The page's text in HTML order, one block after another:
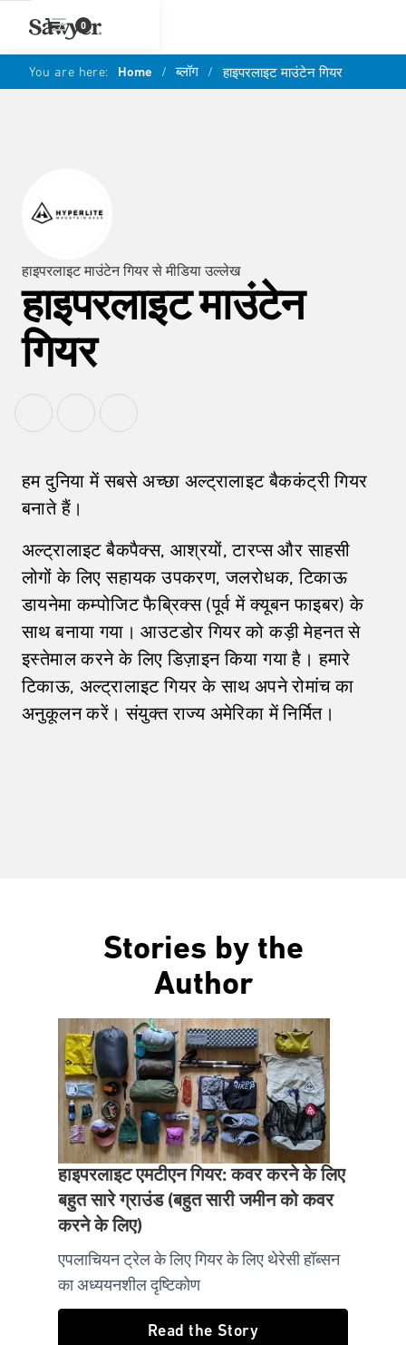
0
You are here: Home / ब्लॉग / हाइपरलाइट माउंटेन गियर
हाइपरलाइट माउंटेन गियर से मीडिया उल्लेख
हाइपरलाइट माउंटेन
गियर
हम दुनिया में सबसे अच्छा अल्ट्रालाइट बैककंट्री गियर
बनाते हैं।
अल्ट्रालाइट बैकपैक्स, आश्रयों, टारप्स और साहसी
लोगों के लिए सहायक उपकरण, जलरोधक, टिकाऊ
डायनेमा कम्पोजिट फैब्रिक्स (पूर्व में क्यूबन फाइबर) के
साथ बनाया गया। आउटडोर गियर को कड़ी मेहनत से
इस्तेमाल करने के लिए डिज़ाइन किया गया है। हमारे
टिकाऊ, अल्ट्रालाइट गियर के साथ अपने रोमांच का
अनुकूलन करें। संयुक्त राज्य अमेरिका में निर्मित।
Stories by the
Author
हाइपरलाइट एमटीएन गियर: कवर करने के लिए
बहुत सारे ग्राउंड (बहुत सारी जमीन को कवर
करने के लिए)
एपलाचियन ट्रेल के लिए गियर के लिए थेरेसी हॉब्सन
का अध्ययनशील दृष्टिकोण
Read the Story